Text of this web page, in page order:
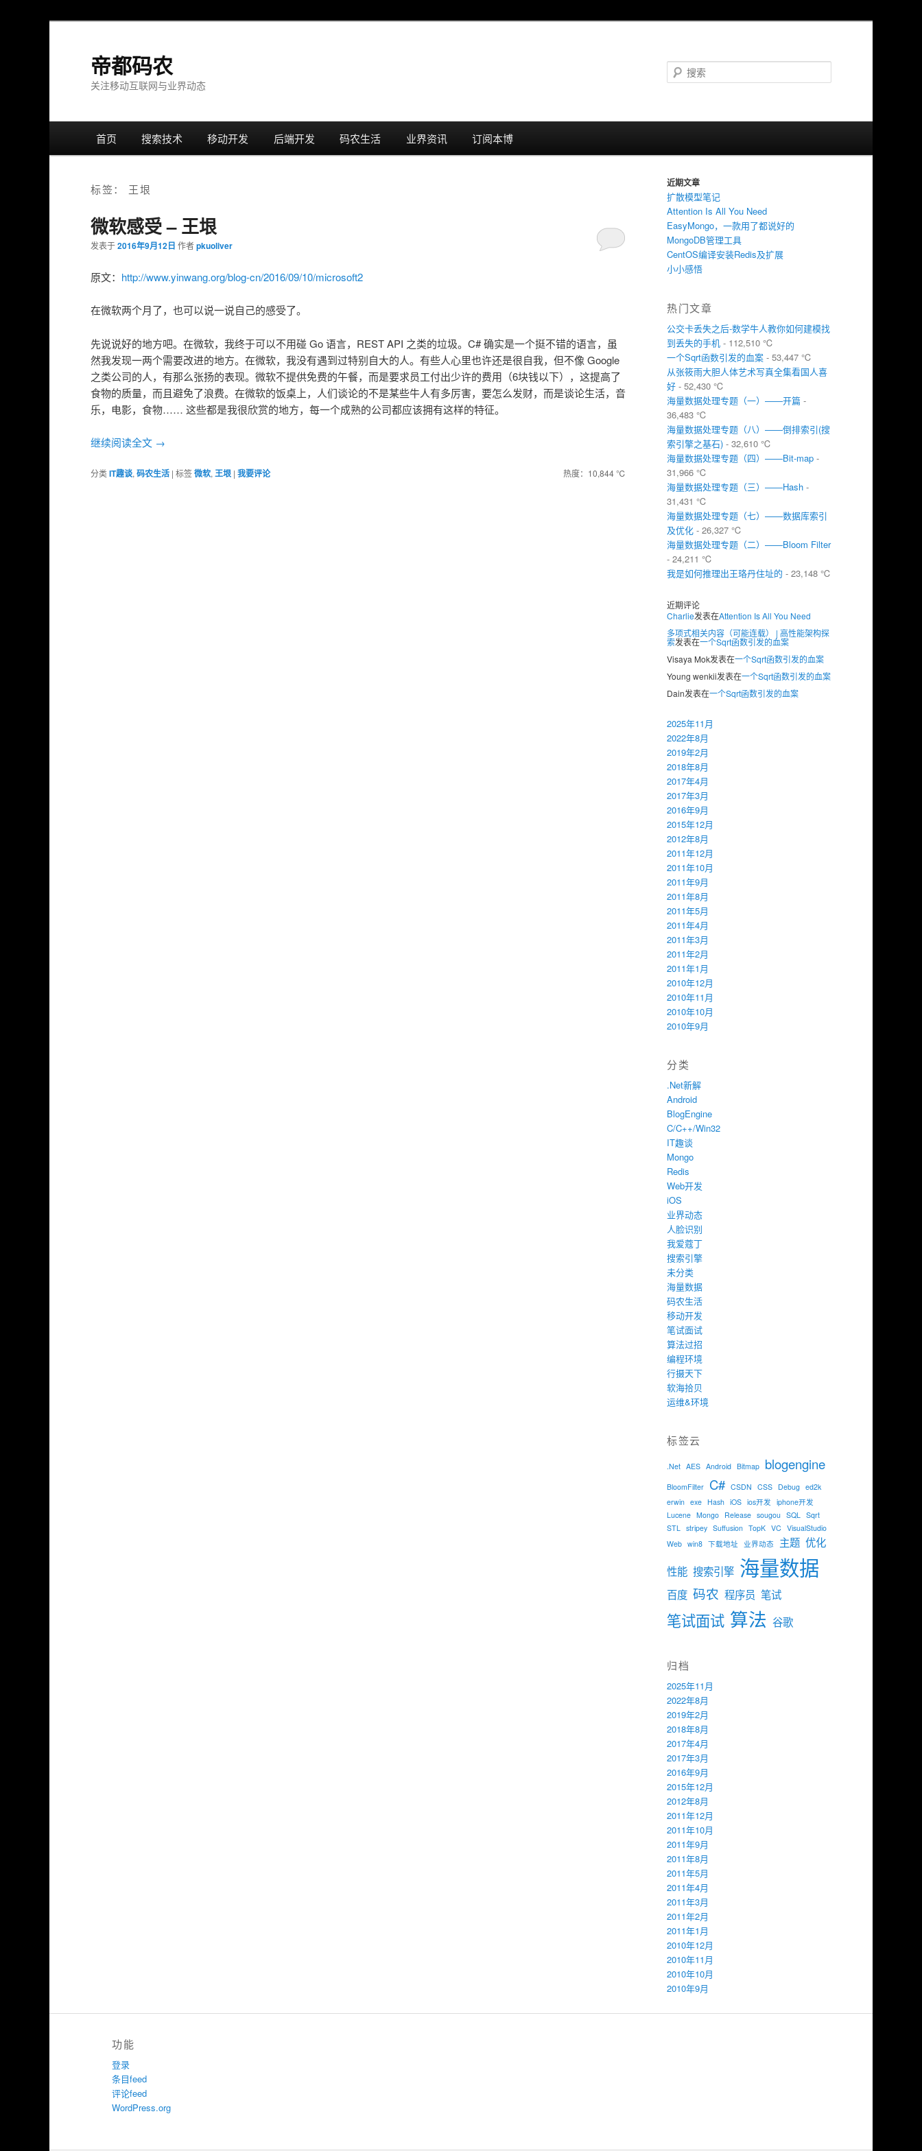
帝都码农
关注移动互联网与业界动态
跳
正
文
跳
边
栏
首页 搜索技术 移动开发 后端开发 码农生活 业界资讯 订阅本博
标签： 王垠
微软感受 – 王垠
发表于2016年9月12日 作者pkuoliver
原文： http://www.yinwang.org/blog-cn/2016/09/10/microsoft2
在微软两个月了，也可以说一说自己的感受了。
先说说好的地方吧。在微软，我终于可以不用碰 Go 语言，REST API 之类的垃圾。C# 确实是一个挺不错的语言，虽
然我发现一两个需要改进的地方。在微软，我没有遇到过特别自大的人。有些人心里也许还是很自我，但不像 Google
之类公司的人，有那么张扬的表现。微软不提供免费的午餐，而是要求员工付出少许的费用（6块钱以下），这提高了
食物的质量，而且避免了浪费。在微软的饭桌上，人们谈论的不是某些牛人有多厉害，要怎么发财，而是谈论生活，音
乐，电影，食物…… 这些都是我很欣赏的地方，每一个成熟的公司都应该拥有这样的特征。
继续阅读全文 →
分类IT趣谈, 码农生活 | 标签微软, 王垠 | 我要评论 热度：10,844 ℃
近期文章
扩散模型笔记
Attention Is All You Need
EasyMongo，一款用了都说好的
MongoDB管理工具
CentOS编译安装Redis及扩展
小小感悟
热门文章
公交卡丢失之后-数学牛人教你如何建模找
到丢失的手机 - 112,510 ℃
一个Sqrt函数引发的血案 - 53,447 ℃
从张筱雨大胆人体艺术写真全集看国人喜
好 - 52,430 ℃
海量数据处理专题（一）——开篇 -
36,483 ℃
海量数据处理专题（八）——倒排索引(搜
索引擎之基石) - 32,610 ℃
海量数据处理专题（四）——Bit-map -
31,966 ℃
海量数据处理专题（三）——Hash -
31,431 ℃
海量数据处理专题（七）——数据库索引
及优化 - 26,327 ℃
海量数据处理专题（二）——Bloom Filter
- 24,211 ℃
我是如何推理出王珞丹住址的 - 23,148 ℃
近期评论
Charlie发表在Attention Is All You Need
多项式相关内容（可能连载） | 高性能架构探
索发表在一个Sqrt函数引发的血案
Visaya Mok发表在一个Sqrt函数引发的血案
Young wenkii发表在一个Sqrt函数引发的血案
Dain发表在一个Sqrt函数引发的血案
2025年11月
2022年8月
2019年2月
2018年8月
2017年4月
2017年3月
2016年9月
2015年12月
2012年8月
2011年12月
2011年10月
2011年9月
2011年8月
2011年5月
2011年4月
2011年3月
2011年2月
2011年1月
2010年12月
2010年11月
2010年10月
2010年9月
分类
.Net新解
Android
BlogEngine
C/C++/Win32
IT趣谈
Mongo
Redis
Web开发
iOS
业界动态
人脸识别
我爱蔻丁
搜索引擎
未分类
海量数据
码农生活
移动开发
笔试面试
算法过招
编程环境
行摄天下
软海拾贝
运维&环境
标签云
.Net AES Android Bitmap blogengine
BloomFilter C# CSDN CSS Debug ed2k
erwin exe Hash iOS ios开发 iphone开发
Lucene Mongo Release sougou SQL Sqrt
STL stripey Suffusion TopK VC VisualStudio
Web win8 下载地址 业界动态 主题 优化
性能 搜索引擎 海量数据
百度 码农 程序员 笔试
笔试面试 算法 谷歌
归档
2025年11月
2022年8月
2019年2月
2018年8月
2017年4月
2017年3月
2016年9月
2015年12月
2012年8月
2011年12月
2011年10月
2011年9月
2011年8月
2011年5月
2011年4月
2011年3月
2011年2月
2011年1月
2010年12月
2010年11月
2010年10月
2010年9月
功能
登录
条目feed
评论feed
WordPress.org